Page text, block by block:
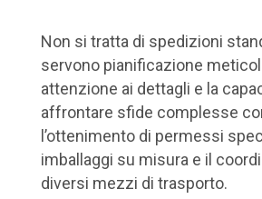
Non si tratta di spedizioni
servono pianificazione
attenzione ai dettagli e la
affrontare sfide complesse
l’ottenimento di permessi
imballaggi su misura e il
diversi mezzi di trasporto.